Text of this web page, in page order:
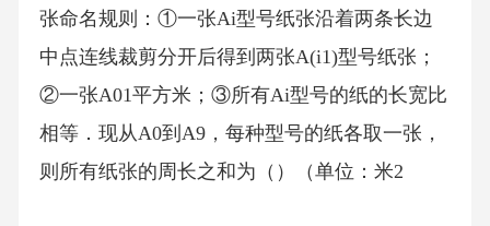
张命名规则：①一张Ai型号纸张沿着两条长边
中点连线裁剪分开后得到两张A(i1)型号纸张；
②一张A01平方米；③所有Ai型号的纸的长宽比
相等．现从A0到A9，每种型号的纸各取一张，
则所有纸张的周长之和为（）（单位：米2